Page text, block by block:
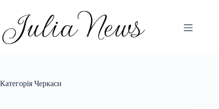
вмісту
Категорія Черкаси